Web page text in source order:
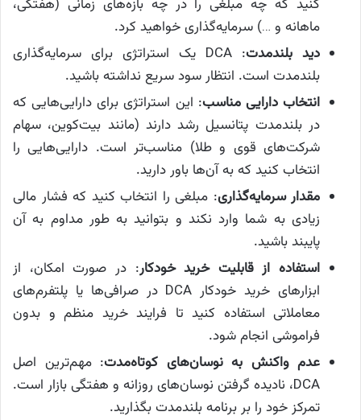
کنید که چه مبلغی را در چه بازه‌های زمانی (هفتگی،
ماهانه و …) سرمایه‌گذاری خواهید کرد.
دید بلندمدت
: DCA یک استراتژی برای سرمایه‌گذاری
بلندمدت است. انتظار سود سریع نداشته باشید.
انتخاب دارایی مناسب: این استراتژی برای دارایی‌هایی که
در بلندمدت پتانسیل رشد دارند (مانند بیت‌کوین، سهام
شرکت‌های قوی و طلا) مناسب‌تر است. دارایی‌هایی را
انتخاب کنید که به آن‌ها باور دارید.
مقدار سرمایه‌گذاری: مبلغی را انتخاب کنید که فشار مالی
زیادی به شما وارد نکند و بتوانید به طور مداوم به آن
پایبند باشید.
استفاده از قابلیت خرید خودکار: در صورت امکان، از
ابزارهای خرید خودکار DCA در صرافی‌ها یا پلتفرم‌های
معاملاتی استفاده کنید تا فرایند خرید منظم و بدون
فراموشی انجام شود.
عدم واکنش به نوسان‌های کوتاه‌مدت: مهم‌ترین اصل
DCA، نادیده گرفتن نوسان‌های روزانه و هفتگی بازار است.
تمرکز خود را بر برنامه بلندمدت بگذارید.